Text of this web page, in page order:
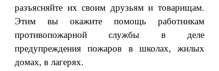
разъясняйте их своим друзьям и товарищам.
Этим вы окажите помощь работникам
противопожарной службы в деле
предупреждения пожаров в школах, жилых
домах, в лагерях.